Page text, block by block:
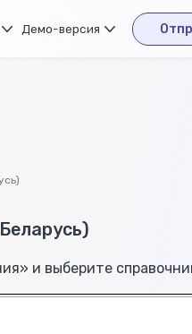
Демо-версия
и выберите